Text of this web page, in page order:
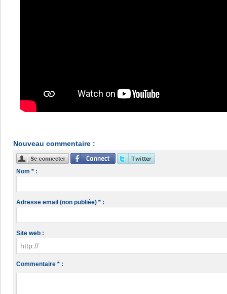
Nouveau commentaire :
Nom * :
Adresse email (non publiée) * :
Site web :
Commentaire * :